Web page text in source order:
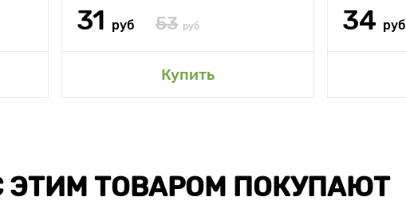
31 руб 53 руб
Купить
34 руб
ЭТИМ ТОВАРОМ ПОКУПАЮТ